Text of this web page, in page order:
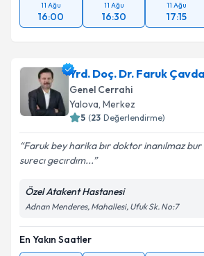
11 Ağu
16:00
11 Ağu
16:30
11 Ağu
17:15
Yrd. Doç. Dr. Faruk
Genel Cerrahi
Yalova, Merkez
5 (23 Değerlendirme)
Faruk bey harika bır doktor inanılmaz bur
surecı gecırdım...
Özel Atakent Hastanesi
Adnan Menderes, Mahallesi, Ufuk Sk. No:7
En Yakın Saatler